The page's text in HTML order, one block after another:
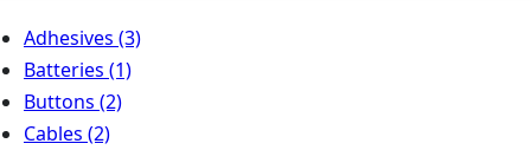
Adhesives (3)
Batteries (1)
Buttons (2)
Cables (2)